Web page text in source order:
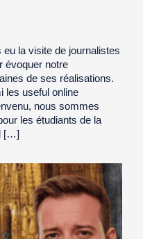
la visite de journalistes
évoquer notre
de ses réalisations.
les useful online
nous sommes
les étudiants de la
[…]